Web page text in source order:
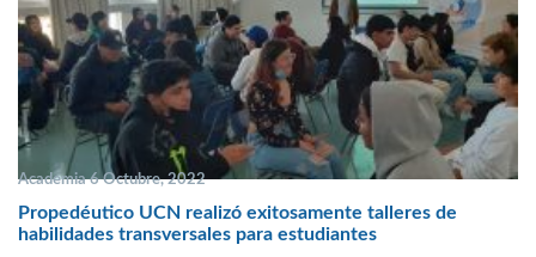
Academia 6 Octubre, 2022
Propedéutico UCN realizó exitosamente talleres de
habilidades transversales para estudiantes